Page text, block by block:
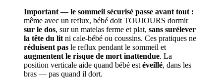
Important — le sommeil sécurisé passe avant tout :
même avec un reflux, bébé doit TOUJOURS dormir
sur le dos, sur un matelas ferme et plat, sans surélever
la tête du lit ni cale-bébé ou coussins. Ces pratiques ne
réduisent pas le reflux pendant le sommeil et
augmentent le risque de mort inattendue. La
position verticale aide quand bébé est éveillé, dans les
bras — pas quand il dort.